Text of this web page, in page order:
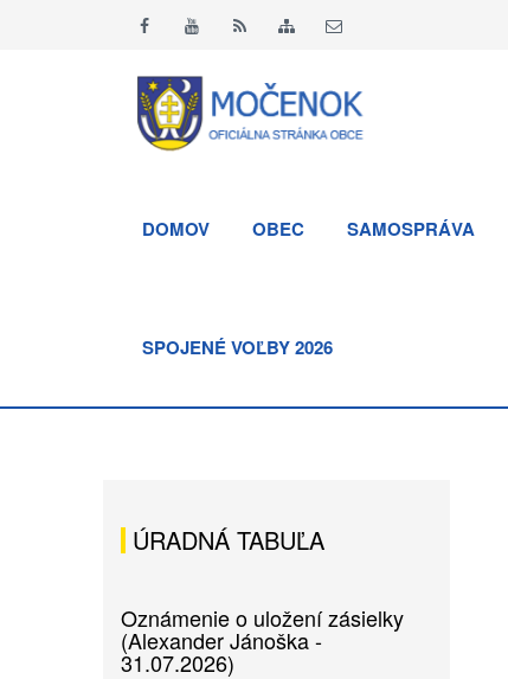
DOMOV OBEC SAMOSPRÁVA
SPOJENÉ VOĽBY 2026
ÚRADNÁ TABUĽA
Oznámenie o uložení zásielky
(Alexander Jánoška -
31.07.2026)